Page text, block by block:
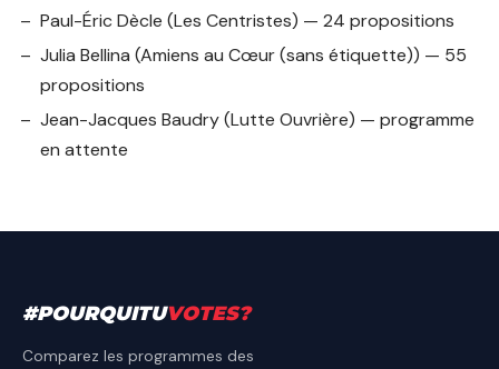
Paul-Éric Dècle (Les Centristes) — 24 propositions
Julia Bellina (Amiens au Cœur (sans étiquette)) — 55
propositions
Jean-Jacques Baudry(Lutte Ouvrière) — programme
en attente
#POURQUITUVOTES?
Comparez les programmes des